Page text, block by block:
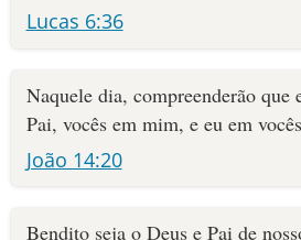
Lucas 6:36
Naquele dia, compreenderão que
Pai, vocês em mim, e eu em
João 14:20
Bendito seja o Deus e Pai de